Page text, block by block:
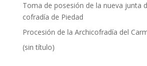
Toma de posesión de la nueva junta
cofradía de Piedad
Procesión de la Archicofradía del
(sin título)